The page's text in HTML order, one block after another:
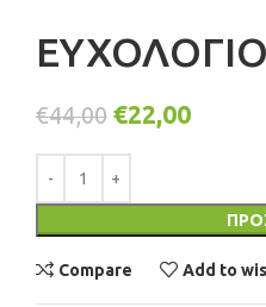
€44,00 €22,00
Compare Add to